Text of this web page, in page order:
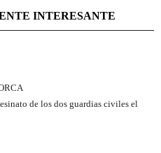
INTERESANTE
de los dos guardias civiles el